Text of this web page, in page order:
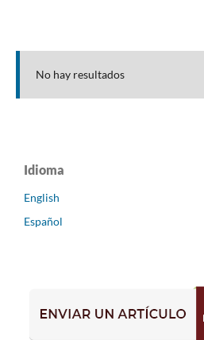
No hay resultados
Idioma
English
Español